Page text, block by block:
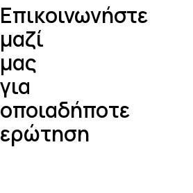
Επικοινωνήστε
μαζί
μας
για
οποιαδήποτε
ερώτηση